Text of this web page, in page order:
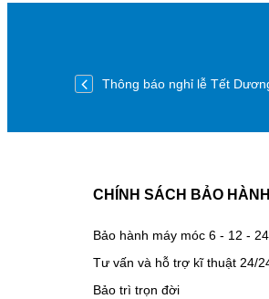
Thông báo nghỉ lễ Tết
CHÍNH SÁCH BẢO HÀNH
Bảo hành máy móc 6 - 12 -
Tư vấn và hỗ trợ kĩ thuật 24/
Bảo trì trọn đời